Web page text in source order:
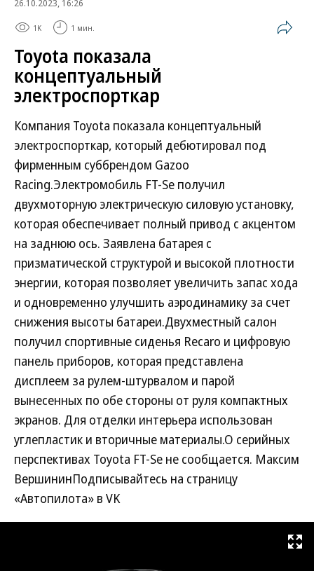
26.10.2023, 16:26
1K 1 мин.
Toyota показала
концептуальный
электроспорткар
Компания Toyota показала концептуальный
электроспорткар, который дебютировал под
фирменным суббрендом Gazoo
Racing.Электромобиль FT-Se получил
двухмоторную электрическую силовую установку,
которая обеспечивает полный привод с акцентом
на заднюю ось. Заявлена батарея с
призматической структурой и высокой плотности
энергии, которая позволяет увеличить запас хода
и одновременно улучшить аэродинамику за счет
снижения высоты батареи.Двухместный салон
получил спортивные сиденья Recaro и цифровую
панель приборов, которая представлена
дисплеем за рулем-штурвалом и парой
вынесенных по обе стороны от руля компактных
экранов. Для отделки интерьера использован
углепластик и вторичные материалы.О серийных
перспективах Toyota FT-Se не сообщается. Максим
ВершининПодписывайтесь на страницу
«Автопилота» в VK
Развернуть